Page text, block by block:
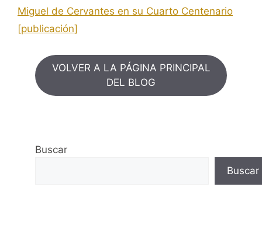
Miguel de Cervantes en su Cuarto Centenario
[publicación]
VOLVER A LA PÁGINA PRINCIPAL
DEL BLOG
Buscar
Buscar